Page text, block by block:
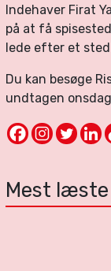
Indehaver Firat
på at få
lede efter et
Du kan besøge
undtagen
Mest læste